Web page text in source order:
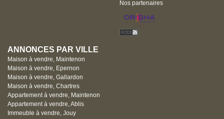
Nos partenaires
ANNONCES PAR VILLE
Maison à vendre, Maintenon
Maison à vendre, Epernon
Maison à vendre, Gallardon
Maison à vendre, Chartres
Appartement à vendre, Maintenon
Appartement à vendre, Ablis
Immeuble à vendre, Jouy